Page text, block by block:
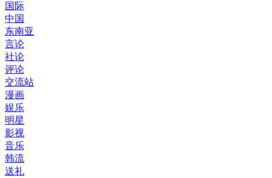
国际
中国
东南亚
言论
社论
评论
交流站
漫画
娱乐
明星
影视
音乐
韩流
送礼